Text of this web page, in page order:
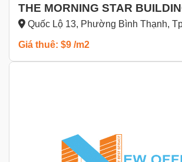
THE MORNING STAR
Quốc Lộ 13, Phường Bình Thạnh,
Giá thuê: $9 /m2